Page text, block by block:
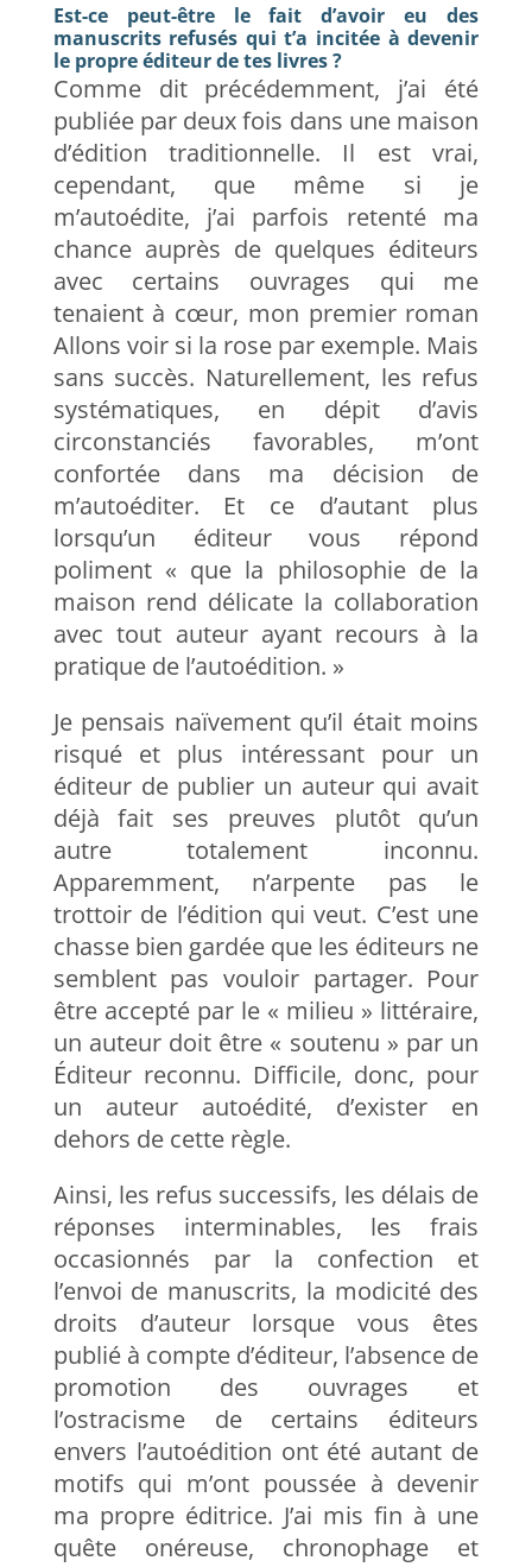
Est-ce peut-être le fait d’avoir eu des
manuscrits refusés qui t’a incitée à devenir
le propre éditeur de tes livres ?
Comme dit précédemment, j’ai été
publiée par deux fois dans une maison
d’édition traditionnelle. Il est vrai,
cependant, que même si je
m’autoédite, j’ai parfois retenté ma
chance auprès de quelques éditeurs
avec certains ouvrages qui me
tenaient à cœur, mon premier roman
Allons voir si la rose par exemple. Mais
sans succès. Naturellement, les refus
systématiques, en dépit d’avis
circonstanciés favorables, m’ont
confortée dans ma décision de
m’autoéditer. Et ce d’autant plus
lorsqu’un éditeur vous répond
poliment « que la philosophie de la
maison rend délicate la collaboration
avec tout auteur ayant recours à la
pratique de l’autoédition. »
Je pensais naïvement qu’il était moins
risqué et plus intéressant pour un
éditeur de publier un auteur qui avait
déjà fait ses preuves plutôt qu’un
autre totalement inconnu.
Apparemment, n’arpente pas le
trottoir de l’édition qui veut. C’est une
chasse bien gardée que les éditeurs ne
semblent pas vouloir partager. Pour
être accepté par le « milieu » littéraire,
un auteur doit être « soutenu » par un
Éditeur reconnu. Difficile, donc, pour
un auteur autoédité, d’exister en
dehors de cette règle.
Ainsi, les refus successifs, les délais de
réponses interminables, les frais
occasionnés par la confection et
l’envoi de manuscrits, la modicité des
droits d’auteur lorsque vous êtes
publié à compte d’éditeur, l’absence de
promotion des ouvrages et
l’ostracisme de certains éditeurs
envers l’autoédition ont été autant de
motifs qui m’ont poussée à devenir
ma propre éditrice. J’ai mis fin à une
quête onéreuse, chronophage et